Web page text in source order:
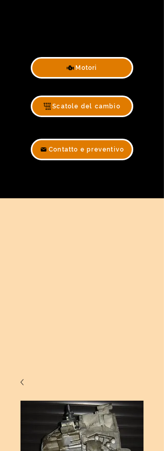
Motori
Scatole del cambio
Contatto e preventivo